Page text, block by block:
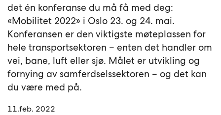
det én konferanse du må få med deg:
«Mobilitet 2022» i Oslo 23. og 24. mai.
Konferansen er den viktigste møteplassen for
hele transportsektoren – enten det handler om
vei, bane, luft eller sjø. Målet er utvikling og
fornying av samferdselssektoren – og det kan
du være med på.
11.feb. 2022